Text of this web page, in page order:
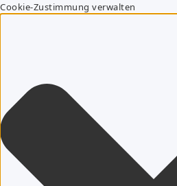
Cookie-Zustimmung verwalten